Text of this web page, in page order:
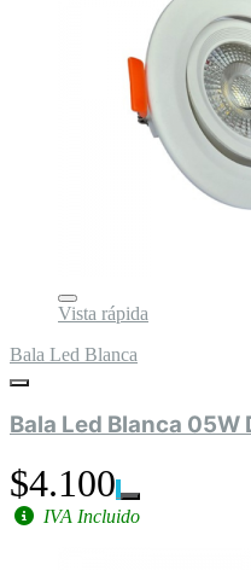
Vista rápida
Bala Led Blanca
Bala Led Blanca
$4.100
IVA Incluido